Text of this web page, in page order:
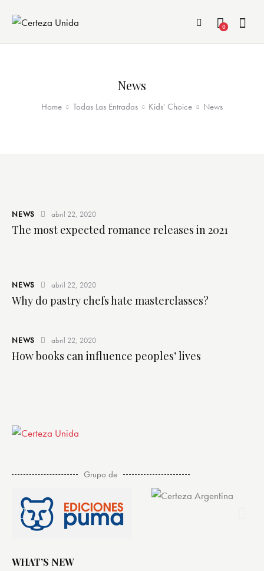
0
News
Home Todas Las Entradas Kids' Choice News
NEWS abril 22, 2020
The most expected romance releases in 2021
NEWS abril 22, 2020
Why do pastry chefs hate masterclasses?
NEWS abril 22, 2020
How books can influence peoples’ lives
Grupo de
WHAT’S NEW